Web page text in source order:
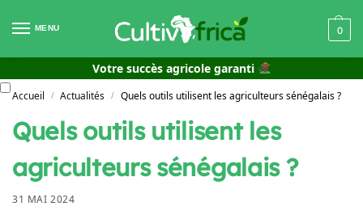
MENU 0
Votre succès agricole garanti
Accueil / Actualités / Quels outils utilisent les agriculteurs sénégalais ?
Quels outils utilisent les
agriculteurs sénégalais ?
31 MAI 2024